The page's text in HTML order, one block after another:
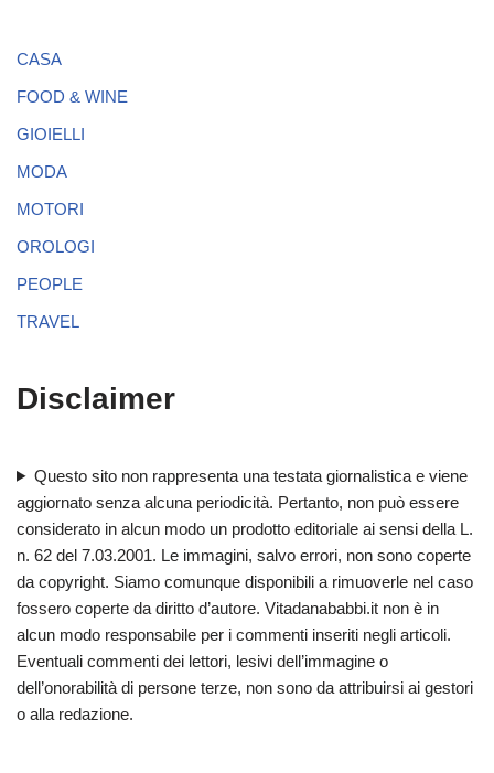
CASA
FOOD & WINE
GIOIELLI
MODA
MOTORI
OROLOGI
PEOPLE
TRAVEL
Disclaimer
Questo sito non rappresenta una testata giornalistica e viene
aggiornato senza alcuna periodicità. Pertanto, non può essere
considerato in alcun modo un prodotto editoriale ai sensi della L.
n. 62 del 7.03.2001. Le immagini, salvo errori, non sono coperte
da copyright. Siamo comunque disponibili a rimuoverle nel caso
fossero coperte da diritto d’autore. Vitadanababbi.it non è in
alcun modo responsabile per i commenti inseriti negli articoli.
Eventuali commenti dei lettori, lesivi dell’immagine o
dell’onorabilità di persone terze, non sono da attribuirsi ai gestori
o alla redazione.